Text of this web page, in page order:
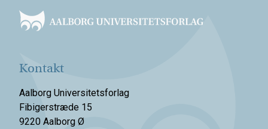
Kontakt
Aalborg Universitetsforlag
Fibigerstræde 15
9220 Aalborg Ø